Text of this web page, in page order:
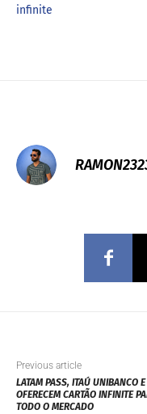
infinite
Previous article
LATAM PASS, ITAÚ UNIBANCO
OFERECEM CARTÃO INFINITE
TODO O MERCADO